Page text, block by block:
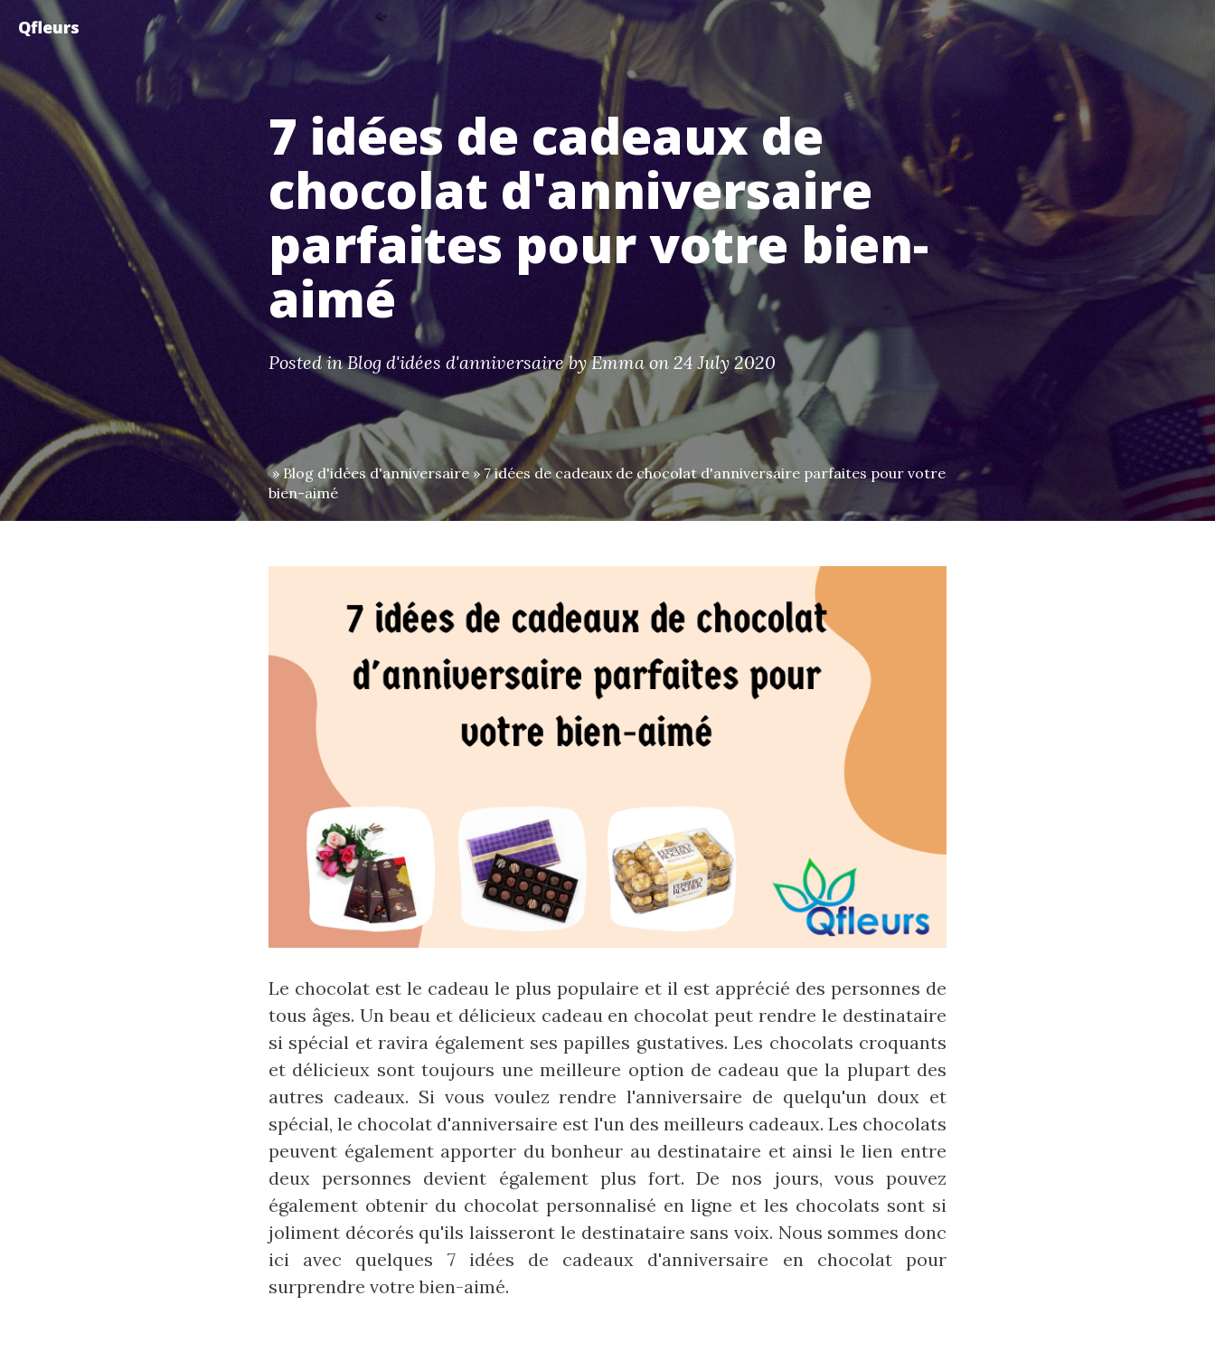
Qfleurs
7 idées de cadeaux de
chocolat d'anniversaire
parfaites pour votre bien-
aimé
Posted inBlog d'idées d'anniversairebyEmma on 24 July 2020
»Blog d'idées d'anniversaire » 7 idées de cadeaux de chocolat d'anniversaire parfaites pour votre
bien-aimé
Le chocolat est le cadeau le plus populaire et il est apprécié des personnes de
tous âges. Un beau et délicieux cadeau en chocolat peut rendre le destinataire
si spécial et ravira également ses papilles gustatives. Les chocolats croquants
et délicieux sont toujours une meilleure option de cadeau que la plupart des
autres cadeaux. Si vous voulez rendre l'anniversaire de quelqu'un doux et
spécial, le chocolat d'anniversaire est l'un des meilleurs cadeaux. Les chocolats
peuvent également apporter du bonheur au destinataire et ainsi le lien entre
deux personnes devient également plus fort. De nos jours, vous pouvez
également obtenir du chocolat personnalisé en ligne et les chocolats sont si
joliment décorés qu'ils laisseront le destinataire sans voix. Nous sommes donc
ici avec quelques 7 idées de cadeaux d'anniversaire en chocolat pour
surprendre votre bien-aimé.